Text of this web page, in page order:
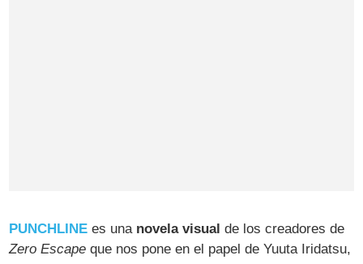
PUNCHLINE es una novela visual de los creadores de
Zero Escape que nos pone en el papel de Yuuta Iridatsu,